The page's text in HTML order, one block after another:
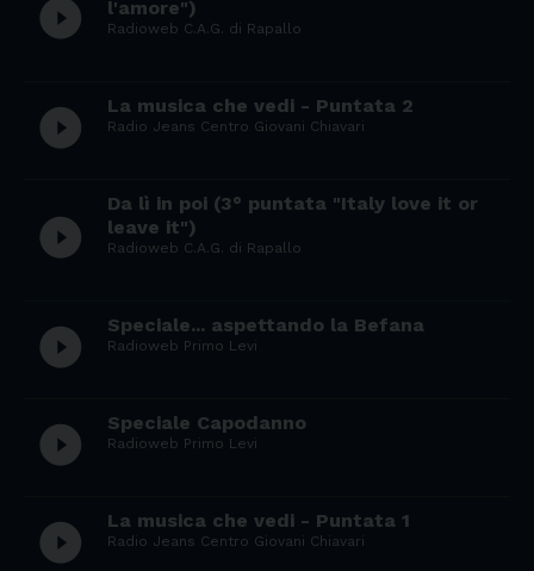
play_circle_filled l'amore")
Radioweb C.A.G. di Rapallo
play_circle_filled La musica che vedi - Puntata 2
Radio Jeans Centro Giovani Chiavari
play_circle_filled
Da lì in poi (3° puntata "Italy love it or
leave it")
Radioweb C.A.G. di Rapallo
play_circle_filled Speciale... aspettando la Befana
Radioweb Primo Levi
play_circle_filled Speciale Capodanno
Radioweb Primo Levi
play_circle_filled La musica che vedi - Puntata 1
Radio Jeans Centro Giovani Chiavari